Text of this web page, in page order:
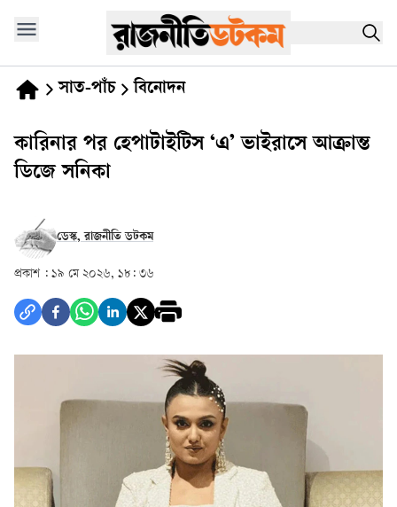
সাত-পাঁচ বিনোদন
কারিনার পর হেপাটাইটিস ‘এ’ ভাইরাসে আক্রান্ত
ডিজে সনিকা
ডেস্ক, রাজনীতি ডটকম
প্রকাশ : ১৯ মে ২০২৬, ১৮: ৩৬